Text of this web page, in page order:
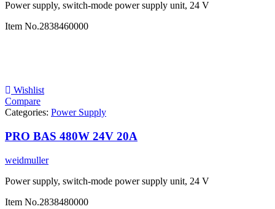
Power supply, switch-mode power supply unit, 24 V
Item No.2838460000
Wishlist
Compare
Categories: Power Supply
PRO BAS 480W 24V 20A
weidmuller
Power supply, switch-mode power supply unit, 24 V
Item No.2838480000